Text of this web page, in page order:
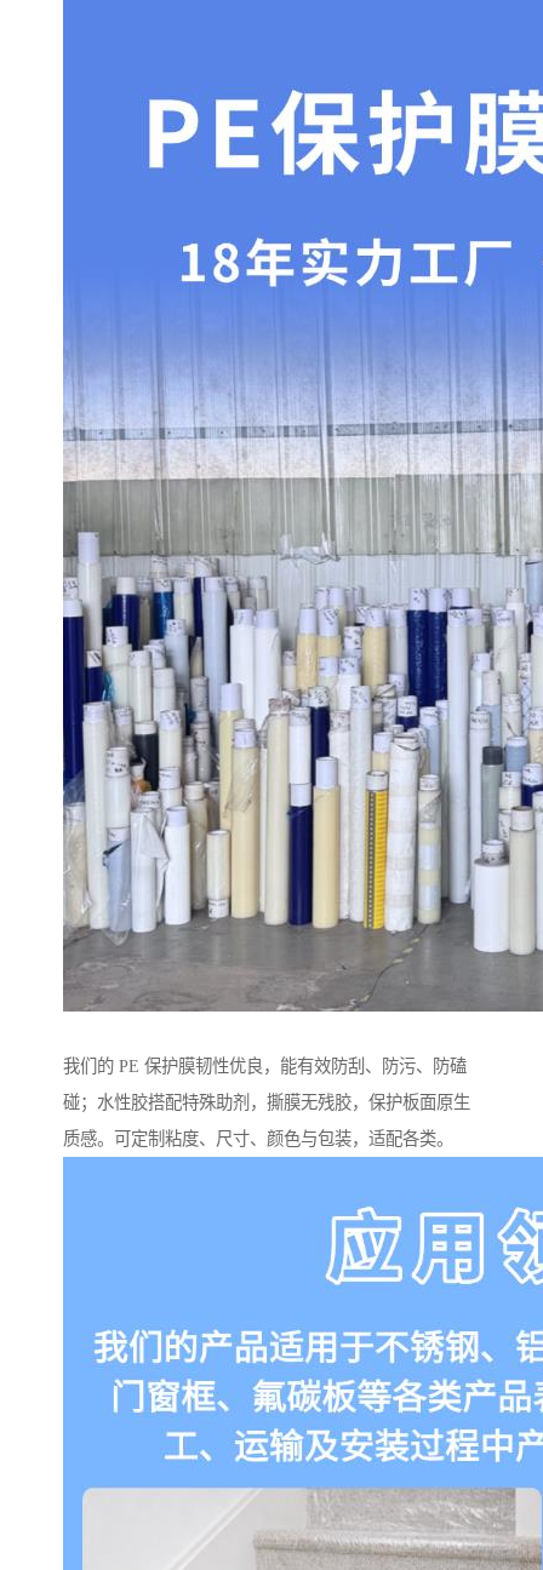
我们的 PE 保护膜韧性优良，能有效防刮、防污、防磕
碰；水性胶搭配特殊助剂，撕膜无残胶，保护板面原生
质感。可定制粘度、尺寸、颜色与包装，适配各类。